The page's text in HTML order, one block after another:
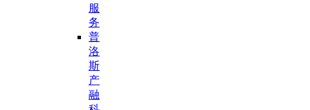
服
务
普
洛
斯
产
融